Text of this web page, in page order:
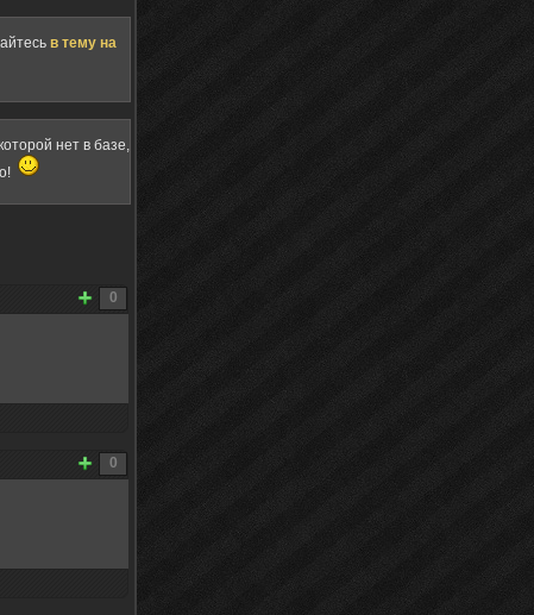
в тему на
нет в базе,
0
0